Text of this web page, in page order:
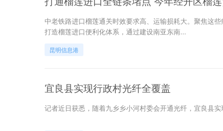
中老铁路进口榴莲通关时效要求高、运输损耗大。聚焦这
打造榴莲进口便利化体系，通过建设南亚东南...
昆明信息港
宜良县实现行政村光纤全覆盖
记者近日获悉，随着九乡乡小河村委会开通光纤，宜良县实